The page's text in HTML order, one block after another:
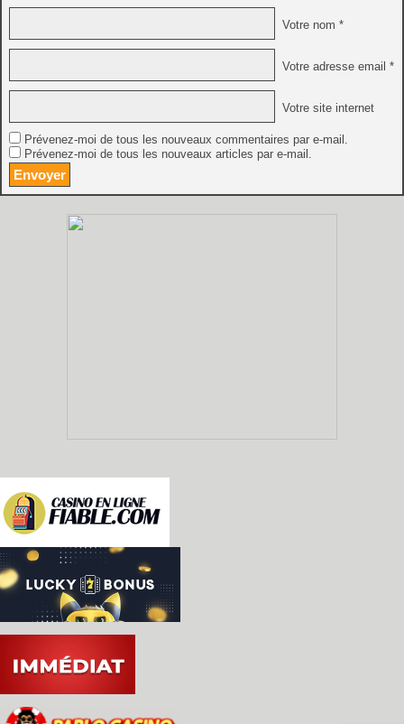
Votre nom *
Votre adresse email *
Votre site internet
Prévenez-moi de tous les nouveaux commentaires par e-mail.
Prévenez-moi de tous les nouveaux articles par e-mail.